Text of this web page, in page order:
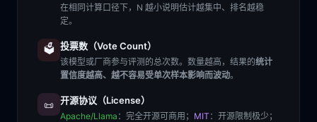
在相同计算口径下，N 越小说明估计越集中、排名越稳
定。
🗳️ 投票数（Vote Count）
该模型或厂商参与评测的总次数。数量越高，结果的统计
置信度越高、越不容易受单次样本影响而波动。
📜 开源协议（License）
Apache/Llama ：完全开源可商用； MIT ：开源限制极少；